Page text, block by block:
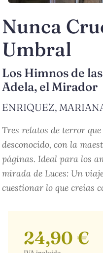
Nunca
Umbral
Los Himnos de
Adela, el Mirador
ENRIQUEZ,
Tres relatos de terror
desconocido, con la
páginas. Ideal para los
mirada de Luces: Un
cuestionar lo que creías
24,90 €